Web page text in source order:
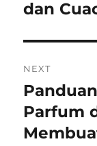
dan
NEXT
Next
post:
Parfum